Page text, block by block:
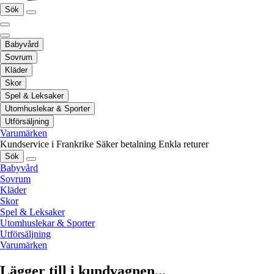
Sök
Babyvård
Sovrum
Kläder
Skor
Spel & Leksaker
Utomhuslekar & Sporter
Utförsäljning
Varumärken
Kundservice i Frankrike Säker betalning Enkla returer
Sök
Babyvård
Sovrum
Kläder
Skor
Spel & Leksaker
Utomhuslekar & Sporter
Utförsäljning
Varumärken
Lägger till i kundvagnen...